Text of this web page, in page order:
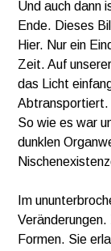
Und auch dann
Ende. Dieses
Hier. Nur ein
Zeit. Auf
das Licht
Abtransportiert.
So wie es war
dunklen
Im
Formen. Sie